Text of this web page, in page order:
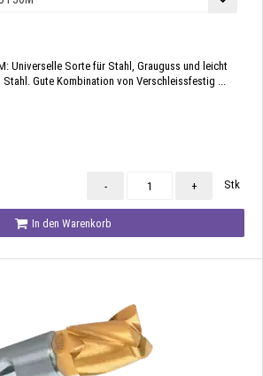
Universelle Sorte für Stahl, Grauguss und leicht
Gute Kombination von Verschleissfestig ...
- + Stk
In den Warenkorb